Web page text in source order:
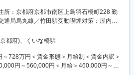
ワンストップサービスとして事業展開を始
ジャイル開発に取り組み、将来はサブスク
体金型ファブレスメーカーから、調達プラ
させ、「CAMPUS」を以って第二創業期を
購買調達部門に向けた営業活動。
関わる部品や治具の設計、並びに半導体封
せします。
設計、金型設計業務
成納品後の調整、トラブルシューティン
所：京都府京都市南区上鳥羽石橋町228 勤
通局烏丸線／竹田駅受動喫煙対策：屋内全
都府)、くいな橋駅
～728万円＜賃金形態＞月給制＜賃金内訳＞
円～560,000円＜月給＞460,000円～